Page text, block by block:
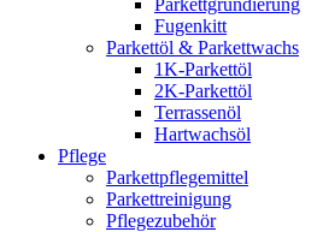
Parkettgrundierung
Fugenkitt
Parkettöl & Parkettwachs
1K-Parkettöl
2K-Parkettöl
Terrassenöl
Hartwachsöl
Pflege
Parkettpflegemittel
Parkettreinigung
Pflegezubehör